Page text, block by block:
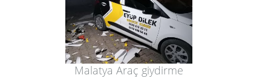
Malatya Araç giydirme